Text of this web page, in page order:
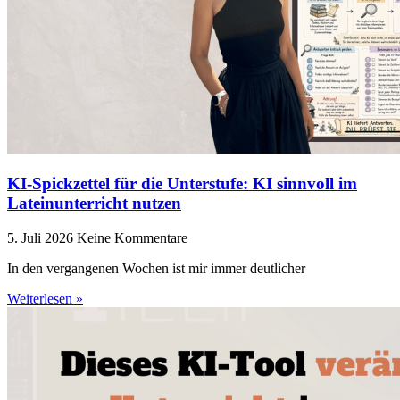
KI-Spickzettel für die Unterstufe: KI sinnvoll im
Lateinunterricht nutzen
5. Juli 2026 Keine Kommentare
In den vergangenen Wochen ist mir immer deutlicher
Weiterlesen »